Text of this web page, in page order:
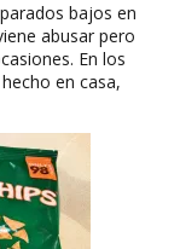
bajos en
abusar pero
En los
en casa,